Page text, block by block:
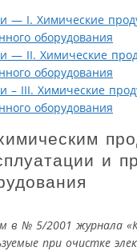
— I. Химические
оборудования
— II. Химические
оборудования
– III. Химические
оборудования
и
в № 5/2001 журнала
при очистке